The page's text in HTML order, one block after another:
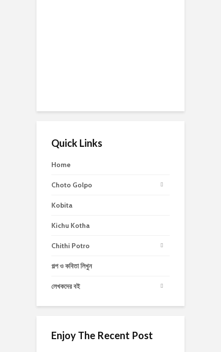
Quick Links
Home
Choto Golpo
Kobita
Kichu Kotha
Chithi Potro
গল্প ও কবিতা লিখুন
লেখকদের বই
Enjoy The Recent Post